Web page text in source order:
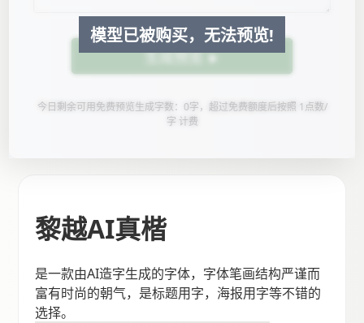
生成预览
今日剩余可用免费预览生成字数：0字，超过免费额度后按照 1点数/
字 计费
模型已被购买，无法预览!
黎越AI真楷
是一款由AI造字生成的字体，字体笔画结构严谨而
富有时尚的朝气，是标题用字，海报用字等不错的
选择。